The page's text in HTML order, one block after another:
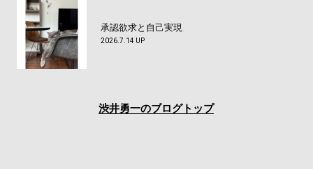
承認欲求と自己実現
2026.7.14 UP
渋井勇一のブログトップ